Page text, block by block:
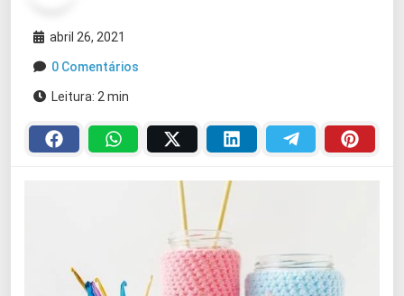
abril 26, 2021
0 Comentários
Leitura: 2 min